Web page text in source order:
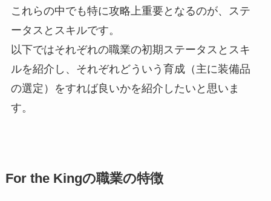
これらの中でも特に攻略上重要となるのが、ステ
ータスとスキルです。
以下ではそれぞれの職業の初期ステータスとスキ
ルを紹介し、それぞれどういう育成（主に装備品
の選定）をすれば良いかを紹介したいと思いま
す。
For the Kingの職業の特徴